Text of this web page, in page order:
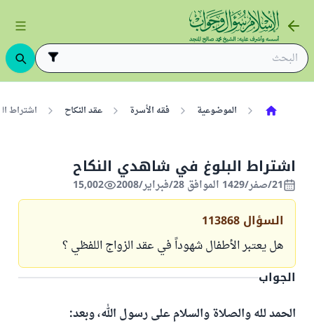
الموضوعية فقه الأسرة عقد النكاح اشتراط
اشتراط البلوغ في شاهدي النكاح
21/صفر/1429 الموافق 28/فبراير/2008 15,002
السؤال 113868
هل يعتبر الأطفال شهوداً في عقد الزواج اللفظي ؟
الجواب
الحمد لله والصلاة والسلام على رسول الله، وبعد: